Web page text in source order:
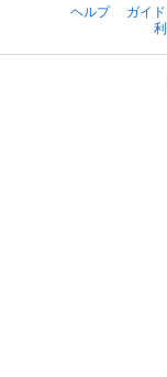
ヘルプ
ガイ